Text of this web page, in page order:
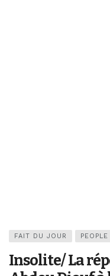
FAIT DU JOUR PEOPLE
Insolite/ La